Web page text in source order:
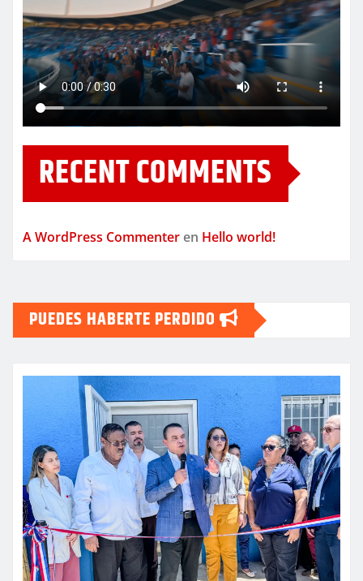
RECENT COMMENTS
A WordPress Commenter en Hello world!
PUEDES HABERTE PERDIDO